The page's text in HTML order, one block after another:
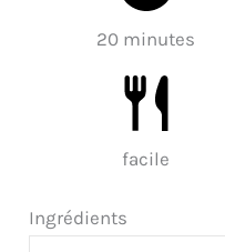
20 minutes
facile
Ingrédients